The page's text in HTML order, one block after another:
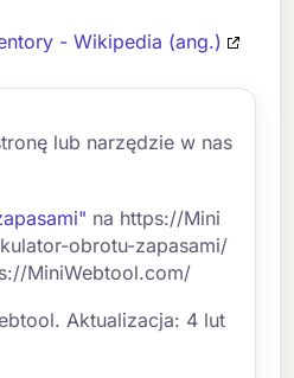
- Wikipedia (ang.)
lub narzędzie w nas
na https://Mini
obrotu-zapasami/
MiniWebtool.com/
Aktualizacja: 4 lut